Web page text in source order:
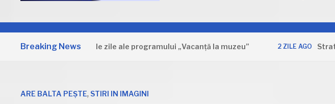
Breaking News
Primele zile ale programului „Vacanță la muzeu” 2 ZILE AGO Strategia
ARE BALTA PEȘTE, STIRI IN IMAGINI